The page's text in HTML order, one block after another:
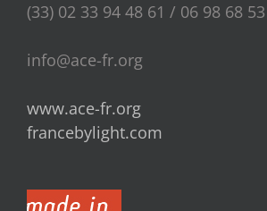
(33) 02 33 94 48 61 / 06 98 68
info@ace-fr.org
www.ace-fr.org
francebylight.com